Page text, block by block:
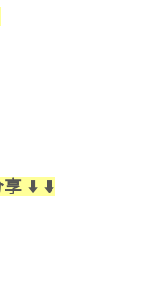
享 ⬇️ ⬇️